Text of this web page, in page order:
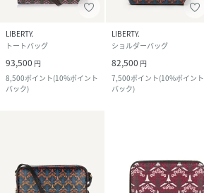
LIBERTY.
トートバッグ
93,500 円
8,500ポイント(10%ポイント
バック)
LIBERTY.
ショルダーバッグ
82,500 円
7,500ポイント(10%ポイント
バック)